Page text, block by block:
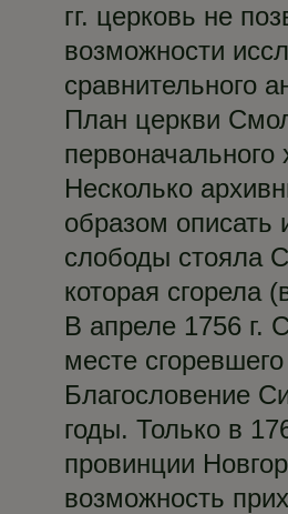
гг. церковь не
возможности
сравнительного
План церкви
Несколько
образом описать
слободы стояла
которая сгорела
В апреле 1756 г.
месте
Благословение
годы. Только в
провинции
возможность